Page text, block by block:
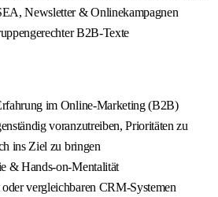
Newsletter & Onlinekampagnen
B2B-Texte
im Online-Marketing (B2B)
voranzutreiben, Prioritäten zu
ins Ziel zu bringen
& Hands-on-Mentalität
vergleichbaren CRM-Systemen